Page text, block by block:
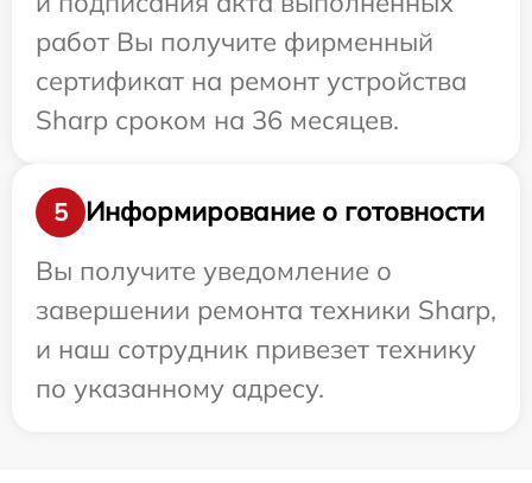
работ Вы получите фирменный
сертификат на ремонт устройства
Sharp сроком на 36 месяцев.
5
Информирование о готовности
Вы получите уведомление о
завершении ремонта техники Sharp,
и наш сотрудник привезет технику
по указанному адресу.